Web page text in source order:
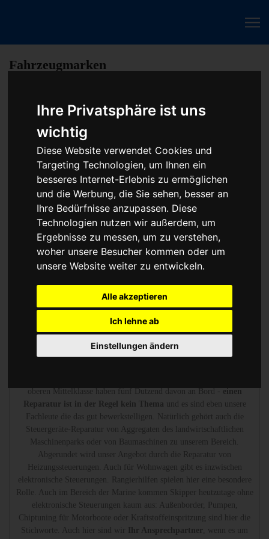
Ihre Privatsphäre ist uns
wichtig
Diese Website verwendet Cookies und
Targeting Technologien, um Ihnen ein
besseres Internet-Erlebnis zu ermöglichen
und die Werbung, die Sie sehen, besser an
Ihre Bedürfnisse anzupassen. Diese
Technologien nutzen wir außerdem, um
Ergebnisse zu messen, um zu verstehen,
woher unsere Besucher kommen oder um
unsere Website weiter zu entwickeln.
Alle akzeptieren
Ich lehne ab
Einstellungen ändern
Fahrzeugmarken
Baumaschine Zündsteuergerät Reparatur oder
Austauschgerät KVA
Unser Betrieb steht für kostengünstige Prüfungen und
Reparaturen von Steuergeräten aller Art, unter anderem von
Motor-Steuergeräten, Airbag-Steuergeräten, ABS-Steuergeräten
uvm. STEUBEL® verfügt dabei über viel Erfahrung und
ausgewiesene Expertise bei PKW-Steuergeräten und
insbesondere Motor-steuergeräte Reparaturen. So ermöglicht
STEUBEL® eine Steuergeräte Reparatur für nahezu aller
Hersteller und Fahrzeugarten - sei es Motorrad oder LKW.
Auch die Reparatur von Heizungssteuerungen oder
Zündsteuergerät Reparatur oder Austauschgerät KVA
Wir sind die erfahrenen Spezialisten, die mit Messtechnik
Ob Steuergerät für das ABS-System, für die
oberen Mittelklasse haben fünf Dutzend davon an Bord -einen
Reparatur ist in der Regel kein Thema und es sind eben unsere
Fachleute die das gut bewerkstelligen. Natürlich gehört auch die
Steuergeräte-Reparatur von Aggregaten des landwirtschaftlichen
Maschinenparks oder von Baumaschinen zu unserem Bereich.
Abgerundet wird unser Angebot durch die Reparatur von
Heizungssteuerungen. Auch für Wohnwagen gibt es inzwischen
elektronische Steuerungen. Rangierhilfen spielen hier eine besondere
Rolle. Auch im Bereich der Marine kommen Skipper heutzutage ohne
elektronische Steuerungen kaum aus: Außenborder, Pumpen,
Chiptuning für Motorboote oder Kraftstoffeinspritzung sind hier die
Stichworte. Auch hier sind wir Ihr Ansprechpartner
, wenn es um